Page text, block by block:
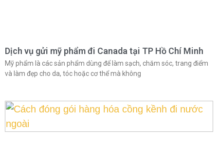
Dịch vụ gửi mỹ phẩm đi Canada tại TP Hồ Chí Minh
Mỹ phẩm là các sản phẩm dùng để làm sạch, chăm sóc, trang điểm
và làm đẹp cho da, tóc hoặc cơ thể mà không